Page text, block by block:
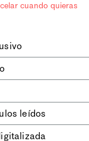
cuando quieras
Le Monde
leídos